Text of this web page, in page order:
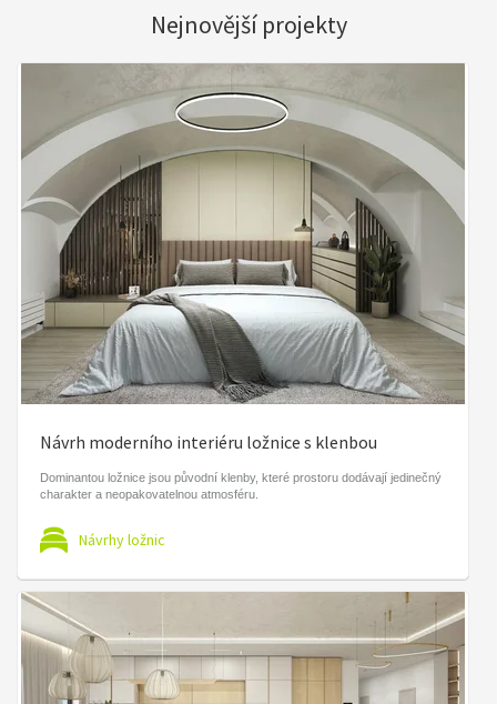
Nejnovější projekty
Návrh moderního interiéru ložnice s klenbou
Dominantou ložnice jsou původní klenby, které prostoru dodávají jedinečný
charakter a neopakovatelnou atmosféru.
Návrhy ložnic